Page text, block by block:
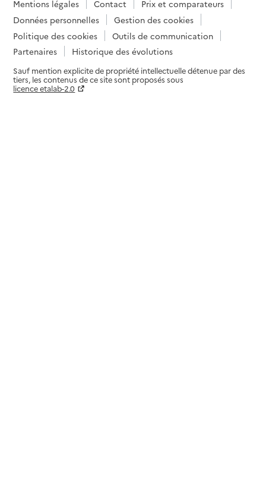
Mentions légales
Contact
Prix et comparateurs
Données personnelles
Gestion des cookies
Politique des cookies
Outils de communication
Partenaires
Historique des évolutions
Sauf mention explicite de propriété intellectuelle détenue par des
tiers, les contenus de ce site sont proposés sous
licence etalab-2.0